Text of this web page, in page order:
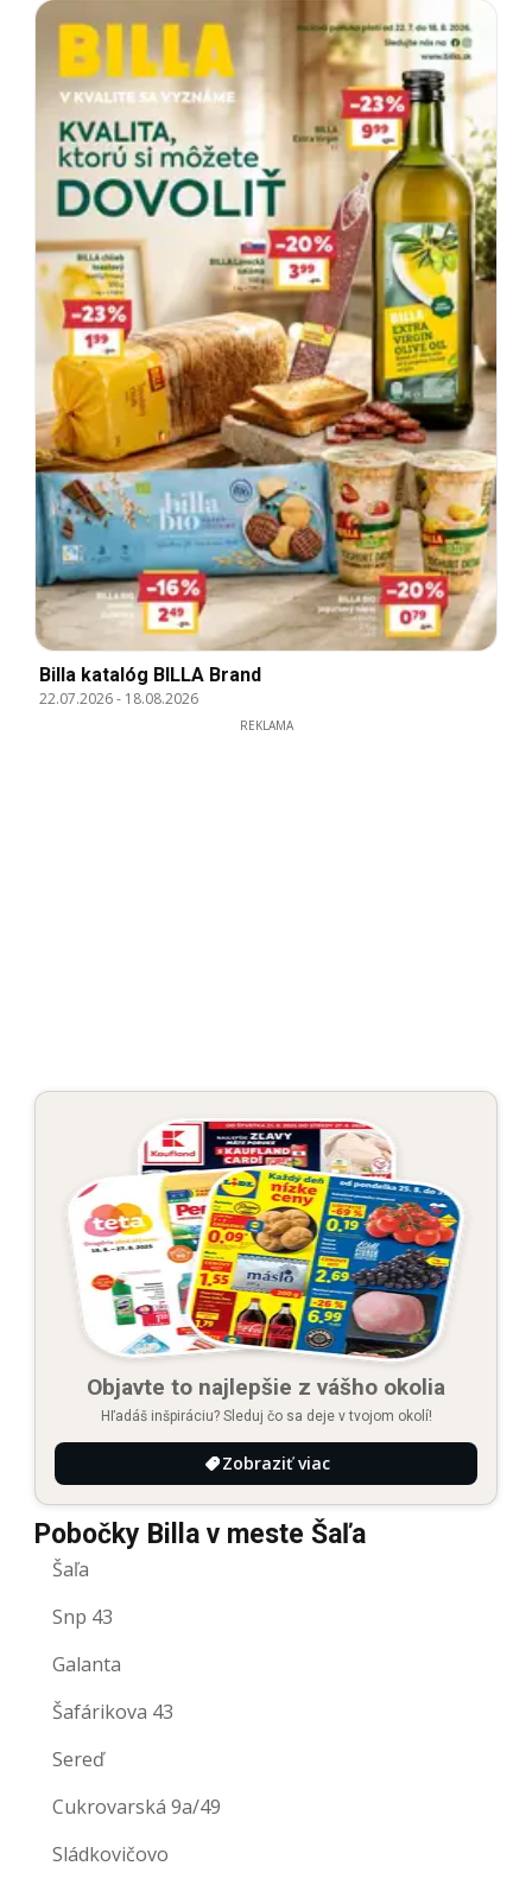
Billa katalóg BILLA Brand
22.07.2026- 18.08.2026
REKLAMA
Objavte to najlepšie z vášho okolia
Hľadáš inšpiráciu? Sleduj čo sa deje v tvojom okolí!
Zobraziť viac
Pobočky Billa v meste Šaľa
Šaľa
Snp 43
Galanta
Šafárikova 43
Sereď
Cukrovarská 9a/49
Sládkovičovo